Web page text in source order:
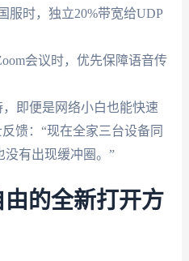
服时，独立20%带宽给UDP
会议时，优先保障语音传
即便是网络小白也能快速
馈：“现在全家三台设备同
没有出现缓冲圈。”
的全新打开方